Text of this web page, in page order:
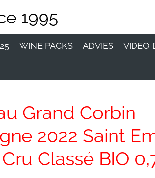
1995
WINE PACKS ADVIES VIDEO
Grand Corbin
2022 Saint
Classé BIO